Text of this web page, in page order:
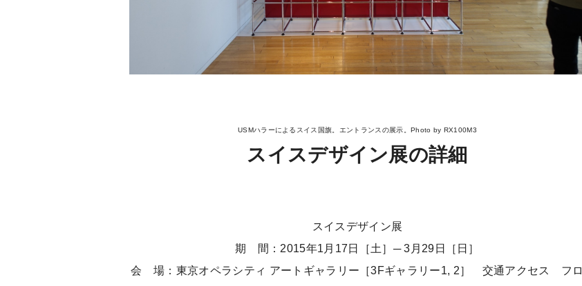
USMハラーによるスイス国旗。エントランスの展示。Photo by RX100M3
スイスデザイン展の詳細
スイスデザイン展
期 間：2015年1月17日［土］─ 3月29日［日］
会 場：東京オペラシティ アートギャラリー［3Fギャラリー1, 2］ 交通アクセス フロ